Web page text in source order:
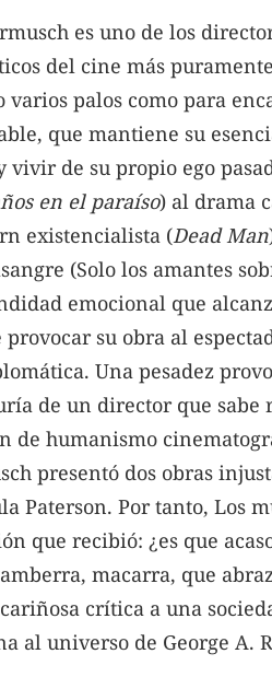
es uno de los
del cine más
varios palos como para
que mantiene su
vivir de su propio ego
en el paraíso) al drama
existencialista (Dead Man
(Solo los amantes
emocional que
provocar su obra al
Una pesadez
de un director que sabe
de humanismo
presentó dos obras
Paterson. Por tanto, Los
que recibió: ¿es que
macarra, que
crítica a una
al universo de George A.